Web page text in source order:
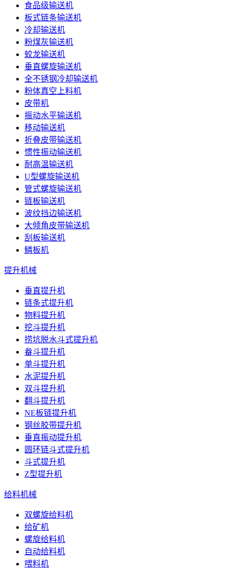
食品级输送机
板式链条输送机
冷却输送机
粉煤灰输送机
蛟龙输送机
垂直螺旋输送机
全不锈钢冷却输送机
粉体真空上料机
皮带机
振动水平输送机
移动输送机
折叠皮带输送机
惯性振动输送机
耐高温输送机
U型螺旋输送机
管式螺旋输送机
链板输送机
波纹挡边输送机
大倾角皮带输送机
刮板输送机
鳞板机
提升机械
垂直提升机
链条式提升机
物料提升机
挖斗提升机
捞坑脱水斗式提升机
畚斗提升机
单斗提升机
水泥提升机
双斗提升机
翻斗提升机
NE板链提升机
钢丝胶带提升机
垂直振动提升机
圆环链斗式提升机
斗式提升机
Z型提升机
给料机械
双螺旋给料机
给矿机
螺旋给料机
自动给料机
喂料机